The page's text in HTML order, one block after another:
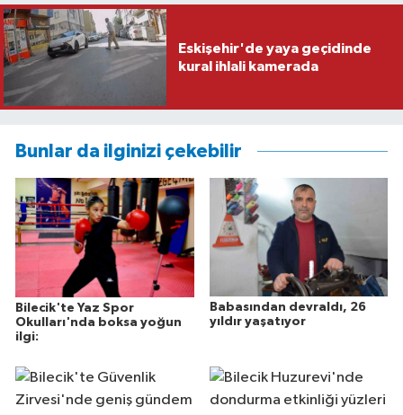
Eskişehir'de yaya geçidinde
kural ihlali kamerada
Bunlar da ilginizi çekebilir
Bilecik'te Yaz Spor
Okulları'nda boksa yoğun
ilgi:
Babasından devraldı, 26
yıldır yaşatıyor